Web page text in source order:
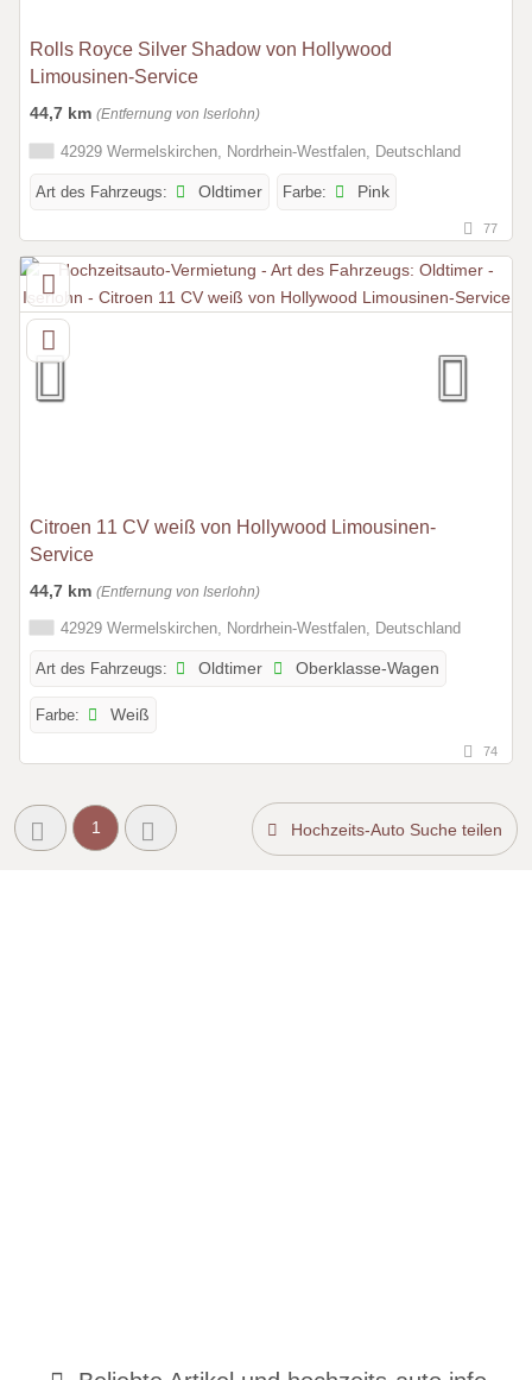
Rolls Royce Silver Shadow von Hollywood
Limousinen-Service
44,7 km (Entfernung von Iserlohn)
42929 Wermelskirchen, Nordrhein-Westfalen, Deutschland
Art des Fahrzeugs: Oldtimer Farbe: Pink
77
Citroen 11 CV weiß von Hollywood Limousinen-
Service
44,7 km (Entfernung von Iserlohn)
42929 Wermelskirchen, Nordrhein-Westfalen, Deutschland
Art des Fahrzeugs: Oldtimer Oberklasse-Wagen
Farbe: Weiß
74
1 Hochzeits-Auto Suche teilen